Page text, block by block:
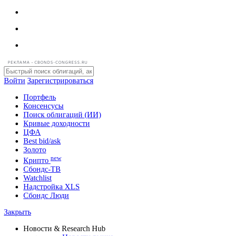
РЕКЛАМА • CBONDS-CONGRESS.RU
Войти Зарегистрироваться
Портфель
Консенсусы
Поиск облигаций (ИИ)
Кривые доходности
ЦФА
Best bid/ask
Золото
Криптоnew
Сбондс-ТВ
Надстройка XLS
Сбондс Люди